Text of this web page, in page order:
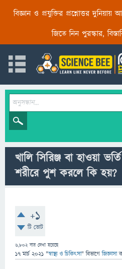
বিজ্ঞান ও প্রযুক্তির প্রশ্নোত্তর দুনিয়ায়
জিতে নিন পুরস্কার,
খালি সিরিঞ্জ বা হাওয়া
শরীরে পুশ করলে কি হয়?
+1
টি ভোট
6,802বার দেখা হয়েছে
17 মার্চ 2021 "স্বাস্থ্য ও চিকিৎসা" বিভাগে জিজ্ঞাসা